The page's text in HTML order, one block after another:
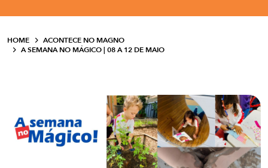
HOME
ACONTECE NO MAGNO
A SEMANA NO MÁGICO | 08 A 12 DE MAIO